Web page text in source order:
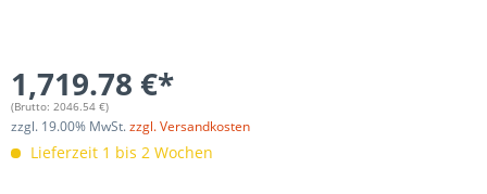
1,719.78 €*
(Brutto: 2046.54 €)
zzgl. 19.00% MwSt.zzgl. Versandkosten
Lieferzeit 1 bis 2 Wochen